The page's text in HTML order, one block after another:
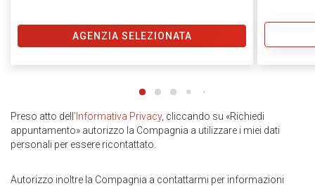
AGENZIA SELEZIONATA
Preso atto dell ’Informativa Privacy, cliccando su «Richiedi
appuntamento» autorizzo la Compagnia a utilizzare i miei dati
personali per essere ricontattato.
Autorizzo inoltre la Compagnia a contattarmi per informazioni